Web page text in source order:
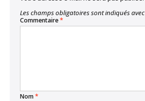
Les champs obligatoires sont indiqués avec
Commentaire*
Nom*